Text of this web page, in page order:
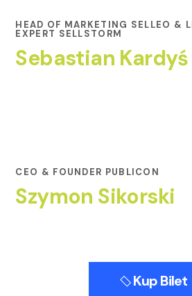
HEAD OF MARKETING SELLEO &
EXPERT SELLSTORM
Sebastian Kardyś
CEO & FOUNDER PUBLICON
Szymon Sikorski
Kup Bilet